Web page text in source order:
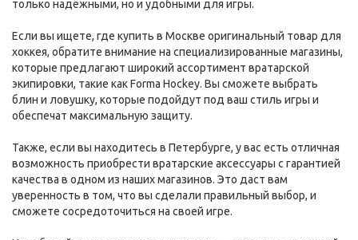
только надёжными, но и удобными для игры.
Если вы ищете, где купить в Москве оригинальный товар для
хоккея, обратите внимание на специализированные магазины,
которые предлагают широкий ассортимент вратарской
экипировки, такие как Forma Hockey. Вы сможете выбрать
блин и ловушку, которые подойдут под ваш стиль игры и
обеспечат максимальную защиту.
Также, если вы находитесь в Петербурге, у вас есть отличная
возможность приобрести вратарские аксессуары с гарантией
качества в одном из наших магазинов. Это даст вам
уверенность в том, что вы сделали правильный выбор, и
сможете сосредоточиться на своей игре.